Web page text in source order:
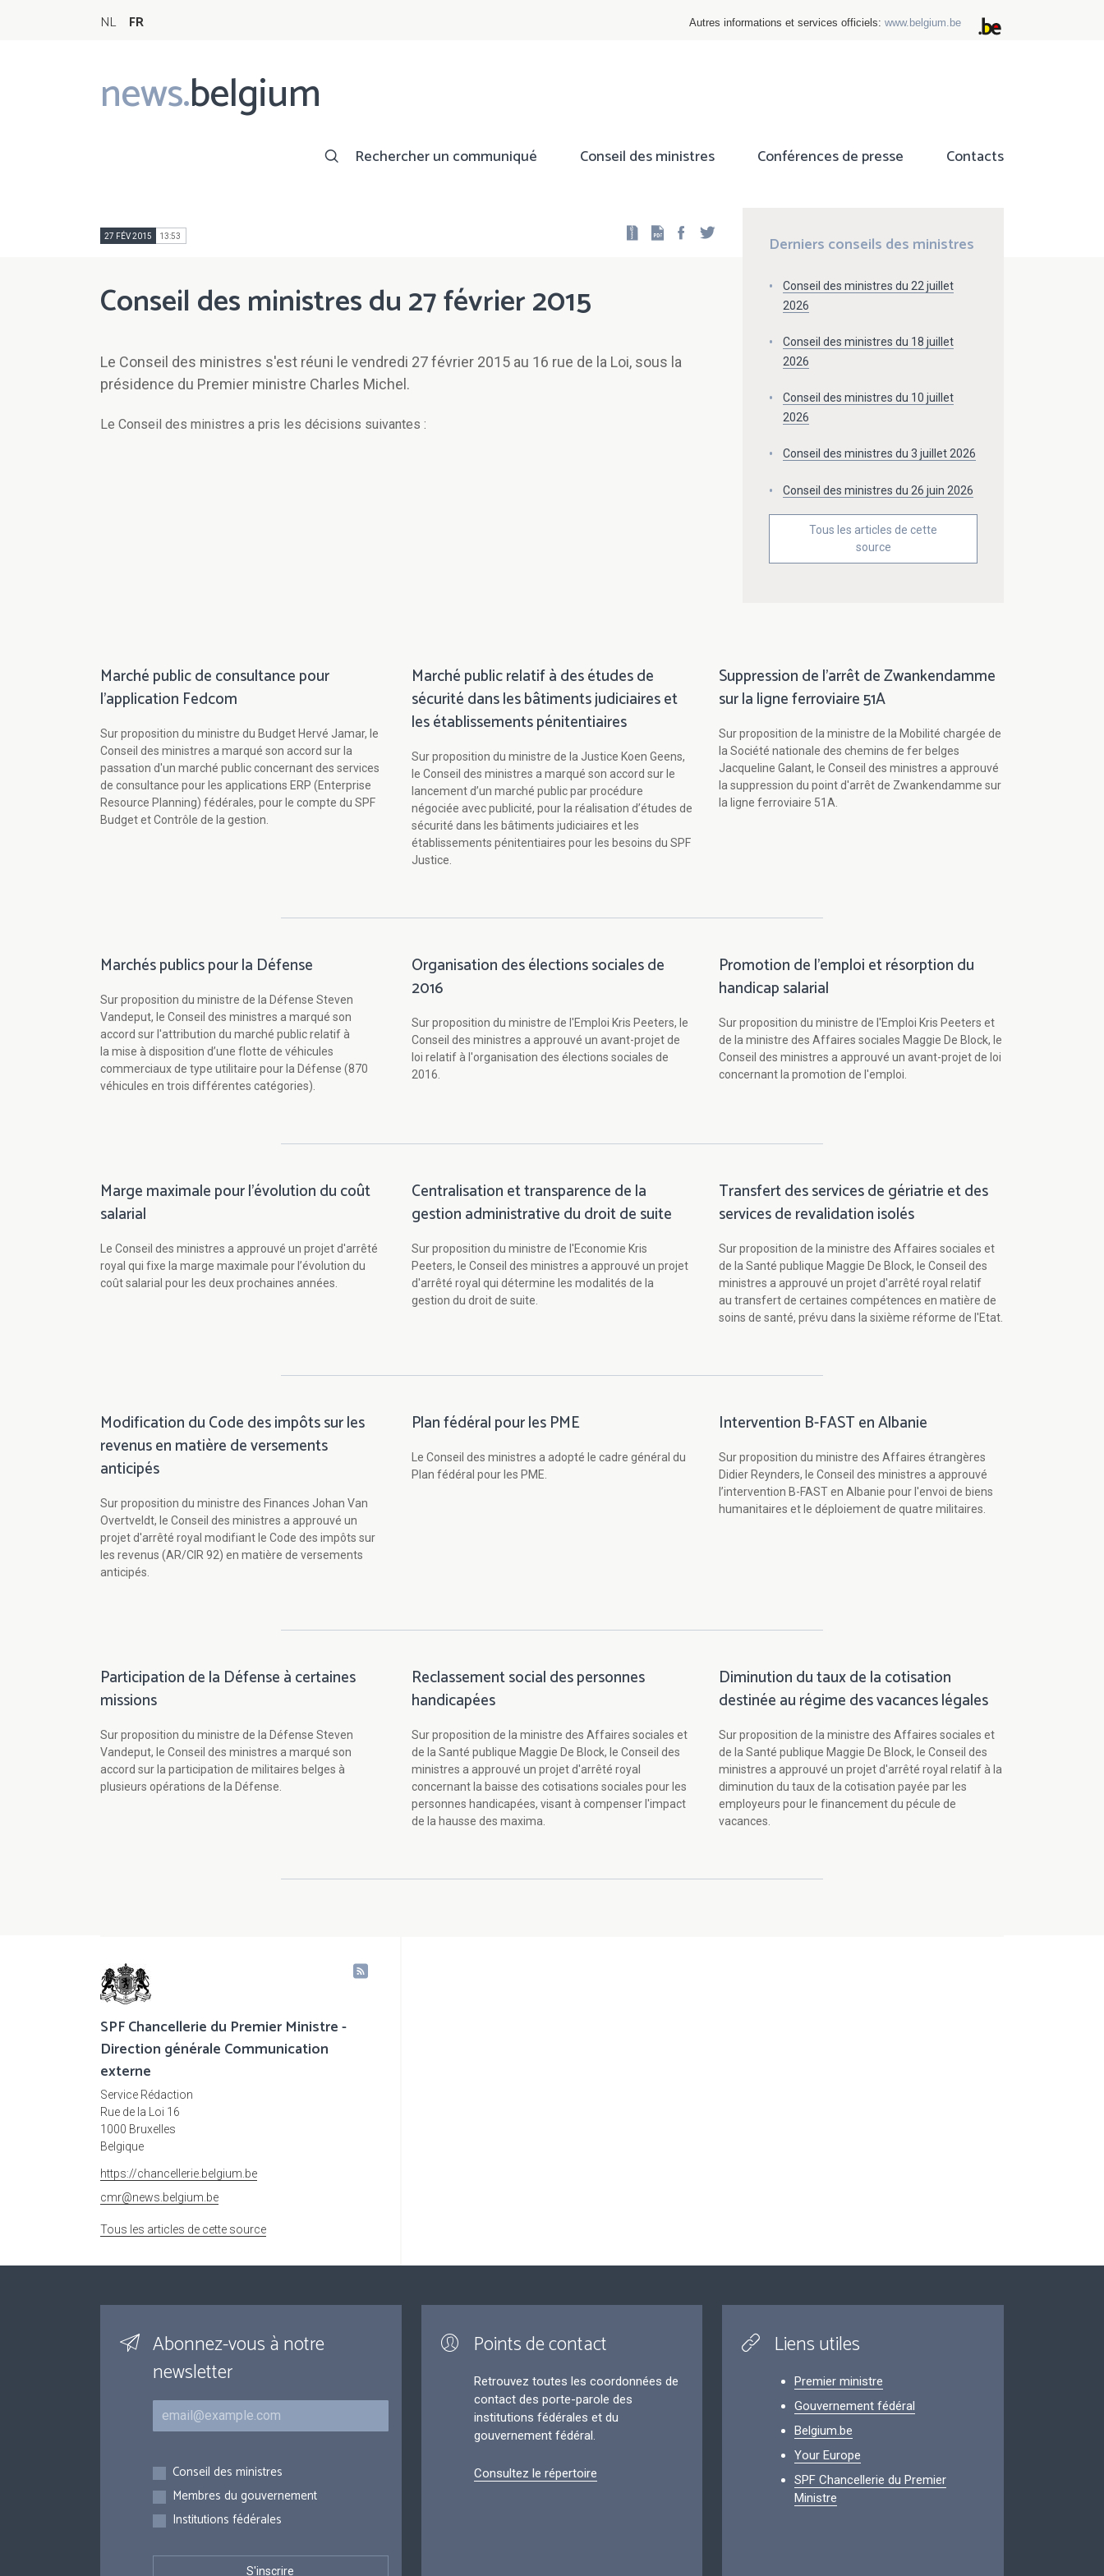
NL FR Autres informations et services officiels: www.belgium.be
news.belgium
Main
navigation
Rechercher un communiqué Conseil des ministres Conférences de presse Contacts
27 FÉV 2015 13:53 Facebook
Conseil des ministres du 27 février 2015
Le Conseil des ministres s'est réuni le vendredi 27 février 2015 au 16 rue de la Loi, sous la
présidence du Premier ministre Charles Michel.
Le Conseil des ministres a pris les décisions suivantes :
Derniers conseils des ministres
Conseil des ministres du 22 juillet
2026
Conseil des ministres du 18 juillet
2026
Conseil des ministres du 10 juillet
2026
Conseil des ministres du 3 juillet 2026
Conseil des ministres du 26 juin 2026
Tous les articles de cette
source
Marché public de consultance pour
l'application Fedcom
Sur proposition du ministre du Budget Hervé Jamar, le
Conseil des ministres a marqué son accord sur la
passation d'un marché public concernant des services
de consultance pour les applications ERP (Enterprise
Resource Planning) fédérales, pour le compte du SPF
Budget et Contrôle de la gestion.
Marché public relatif à des études de
sécurité dans les bâtiments judiciaires et
les établissements pénitentiaires
Sur proposition du ministre de la Justice Koen Geens,
le Conseil des ministres a marqué son accord sur le
lancement d’un marché public par procédure
négociée avec publicité, pour la réalisation d’études de
sécurité dans les bâtiments judiciaires et les
établissements pénitentiaires pour les besoins du SPF
Justice.
Suppression de l'arrêt de Zwankendamme
sur la ligne ferroviaire 51A
Sur proposition de la ministre de la Mobilité chargée de
la Société nationale des chemins de fer belges
Jacqueline Galant, le Conseil des ministres a approuvé
la suppression du point d'arrêt de Zwankendamme sur
la ligne ferroviaire 51A.
Marchés publics pour la Défense
Sur proposition du ministre de la Défense Steven
Vandeput, le Conseil des ministres a marqué son
accord sur l'attribution du marché public relatif à
la mise à disposition d’une flotte de véhicules
commerciaux de type utilitaire pour la Défense (870
véhicules en trois différentes catégories).
Organisation des élections sociales de
2016
Sur proposition du ministre de l'Emploi Kris Peeters, le
Conseil des ministres a approuvé un avant-projet de
loi relatif à l'organisation des élections sociales de
2016.
Promotion de l'emploi et résorption du
handicap salarial
Sur proposition du ministre de l'Emploi Kris Peeters et
de la ministre des Affaires sociales Maggie De Block, le
Conseil des ministres a approuvé un avant-projet de loi
concernant la promotion de l'emploi.
Marge maximale pour l'évolution du coût
salarial
Le Conseil des ministres a approuvé un projet d'arrêté
royal qui fixe la marge maximale pour l’évolution du
coût salarial pour les deux prochaines années.
Centralisation et transparence de la
gestion administrative du droit de suite
Sur proposition du ministre de l'Economie Kris
Peeters, le Conseil des ministres a approuvé un projet
d'arrêté royal qui détermine les modalités de la
gestion du droit de suite.
Transfert des services de gériatrie et des
services de revalidation isolés
Sur proposition de la ministre des Affaires sociales et
de la Santé publique Maggie De Block, le Conseil des
ministres a approuvé un projet d'arrêté royal relatif
au transfert de certaines compétences en matière de
soins de santé, prévu dans la sixième réforme de l'Etat.
Modification du Code des impôts sur les
revenus en matière de versements
anticipés
Sur proposition du ministre des Finances Johan Van
Overtveldt, le Conseil des ministres a approuvé un
projet d'arrêté royal modifiant le Code des impôts sur
les revenus (AR/CIR 92) en matière de versements
anticipés.
Plan fédéral pour les PME
Le Conseil des ministres a adopté le cadre général du
Plan fédéral pour les PME.
Intervention B-FAST en Albanie
Sur proposition du ministre des Affaires étrangères
Didier Reynders, le Conseil des ministres a approuvé
l’intervention B-FAST en Albanie pour l'envoi de biens
humanitaires et le déploiement de quatre militaires.
Participation de la Défense à certaines
missions
Sur proposition du ministre de la Défense Steven
Vandeput, le Conseil des ministres a marqué son
accord sur la participation de militaires belges à
plusieurs opérations de la Défense.
Reclassement social des personnes
handicapées
Sur proposition de la ministre des Affaires sociales et
de la Santé publique Maggie De Block, le Conseil des
ministres a approuvé un projet d'arrêté royal
concernant la baisse des cotisations sociales pour les
personnes handicapées, visant à compenser l'impact
de la hausse des maxima.
Diminution du taux de la cotisation
destinée au régime des vacances légales
Sur proposition de la ministre des Affaires sociales et
de la Santé publique Maggie De Block, le Conseil des
ministres a approuvé un projet d'arrêté royal relatif à la
diminution du taux de la cotisation payée par les
employeurs pour le financement du pécule de
vacances.
SPF Chancellerie du Premier Ministre -
Direction générale Communication
externe
Service Rédaction
Rue de la Loi 16
1000 Bruxelles
Belgique
https://chancellerie.belgium.be
cmr@news.belgium.be
Tous les articles de cette source
Abonnez-vous à notre
newsletter
Courriel
Inscriptions
Conseil des ministres
Membres du gouvernement
Institutions fédérales
Points de contact
Retrouvez toutes les coordonnées de
contact des porte-parole des
institutions fédérales et du
gouvernement fédéral.
Consultez le répertoire
Liens utiles
Premier ministre
Gouvernement fédéral
Belgium.be
Your Europe
SPF Chancellerie du Premier
Ministre